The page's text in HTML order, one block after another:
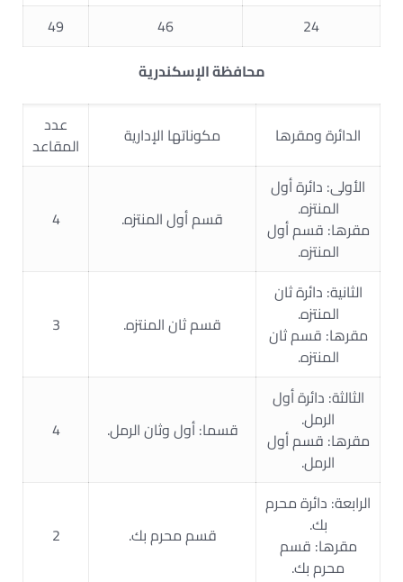
24
46
49
محافظة الإسكندرية
الدائرة ومقرها مكوناتها الإدارية
عدد
المقاعد
الأولى: دائرة أول
المنتزه.
مقرها: قسم أول
المنتزه.
قسم أول المنتزه. 4
الثانية: دائرة ثان
المنتزه.
مقرها: قسم ثان
المنتزه.
قسم ثان المنتزه. 3
الثالثة: دائرة أول
الرمل.
مقرها: قسم أول
الرمل.
قسما: أول وثان الرمل. 4
الرابعة: دائرة محرم
بك.
مقرها: قسم
محرم بك.
قسم محرم بك. 2